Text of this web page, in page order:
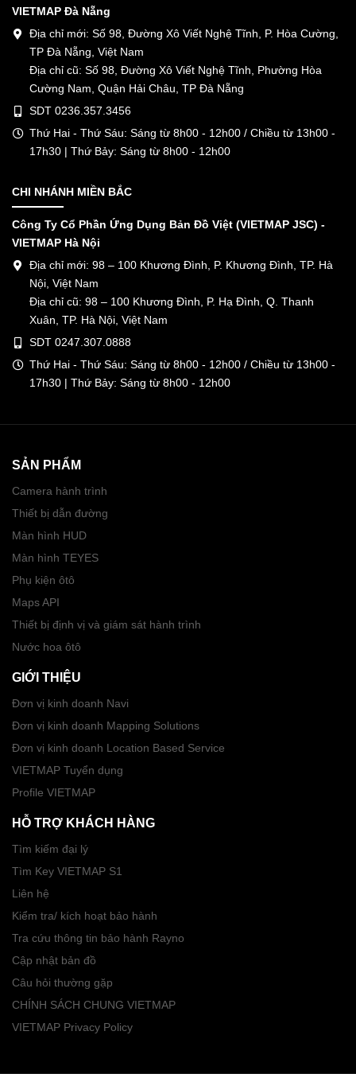
VIETMAP Đà Nẵng
Địa chỉ mới: Số 98, Đường Xô Viết Nghệ Tĩnh, P. Hòa Cường,
TP Đà Nẵng, Việt Nam
Địa chỉ cũ: Số 98, Đường Xô Viết Nghệ Tĩnh, Phường Hòa
Cường Nam, Quận Hải Châu, TP Đà Nẵng
SDT 0236.357.3456
Thứ Hai - Thứ Sáu: Sáng từ 8h00 - 12h00 / Chiều từ 13h00 -
17h30 | Thứ Bảy: Sáng từ 8h00 - 12h00
CHI NHÁNH MIỀN BẮC
Công Ty Cổ Phần Ứng Dụng Bản Đồ Việt (VIETMAP JSC) -
VIETMAP Hà Nội
Địa chỉ mới: 98 – 100 Khương Đình, P. Khương Đình, TP. Hà
Nội, Việt Nam
Địa chỉ cũ: 98 – 100 Khương Đình, P. Hạ Đình, Q. Thanh
Xuân, TP. Hà Nội, Việt Nam
SDT 0247.307.0888
Thứ Hai - Thứ Sáu: Sáng từ 8h00 - 12h00 / Chiều từ 13h00 -
17h30 | Thứ Bảy: Sáng từ 8h00 - 12h00
SẢN PHẨM
Camera hành trình
Thiết bị dẫn đường
Màn hình HUD
Màn hình TEYES
Phụ kiện ôtô
Maps API
Thiết bị định vị và giám sát hành trình
Nước hoa ôtô
GIỚI THIỆU
Đơn vị kinh doanh Navi
Đơn vị kinh doanh Mapping Solutions
Đơn vị kinh doanh Location Based Service
VIETMAP Tuyển dụng
Profile VIETMAP
HỖ TRỢ KHÁCH HÀNG
Tìm kiếm đại lý
Tìm Key VIETMAP S1
Liên hệ
Kiểm tra/ kích hoạt bảo hành
Tra cứu thông tin bảo hành Rayno
Cập nhật bản đồ
Câu hỏi thường gặp
CHÍNH SÁCH CHUNG VIETMAP
VIETMAP Privacy Policy